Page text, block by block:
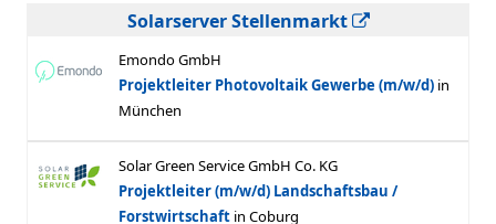
Solarserver Stellenmarkt